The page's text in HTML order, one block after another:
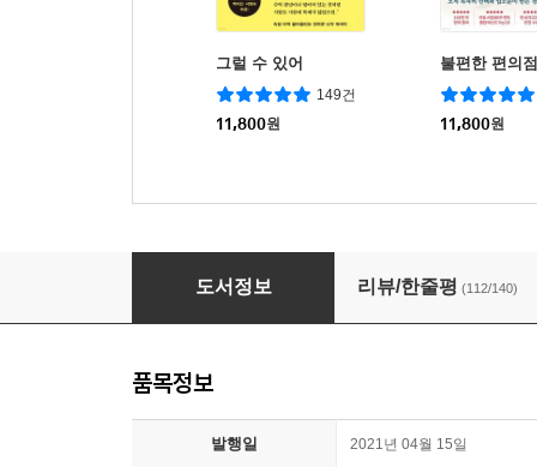
그럴 수 있어
149건
11,800원
불편한 편의점
11,800원
그러라 그래
도서정보 리뷰/한줄평 (112/140)
품목정보
발행일 2021년 04월 15일